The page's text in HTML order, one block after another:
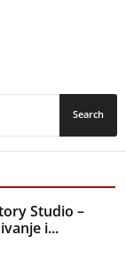
Studio –
i...